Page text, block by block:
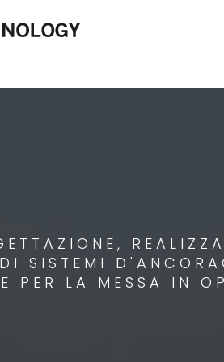
SISTEMI
PER LA MESSA IN